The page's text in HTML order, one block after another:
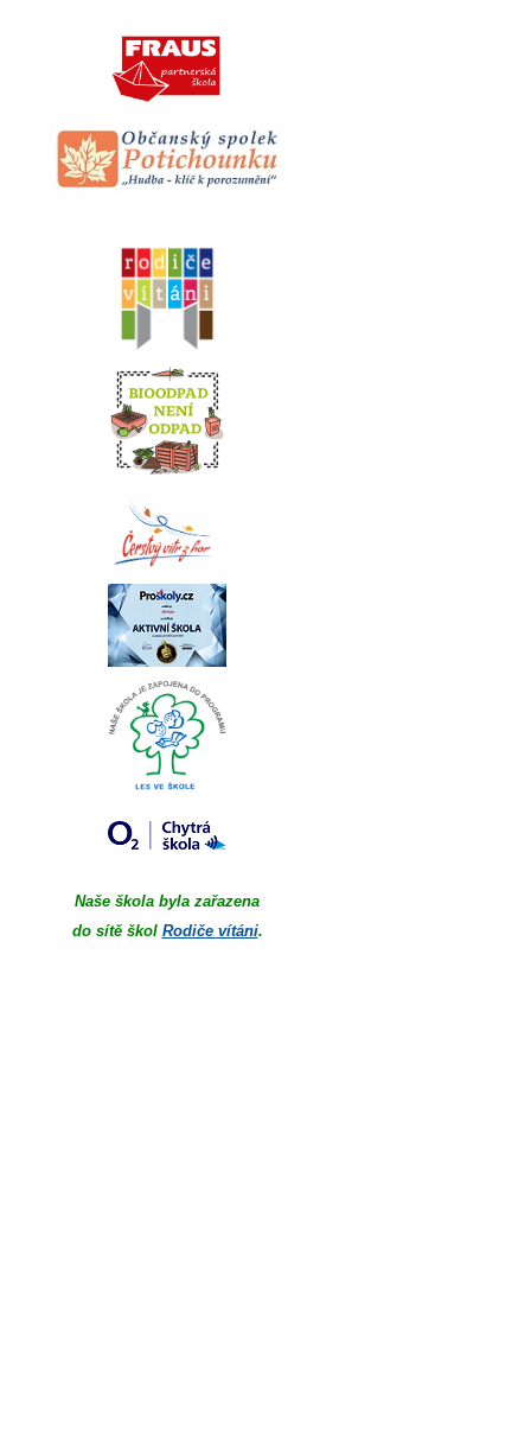
Naše škola byla zařazena
do sítě škol Rodiče vítáni.